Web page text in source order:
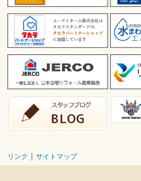
リンク サイトマップ